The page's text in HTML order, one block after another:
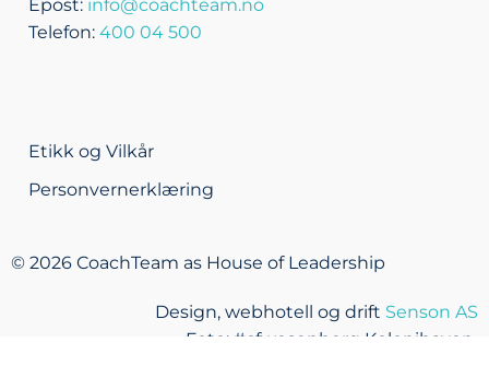
Epost: info@coachteam.no
Telefon: 400 04 500
Etikk og Vilkår
Personvernerklæring
© 2026 CoachTeam as House of Leadership
Design, webhotell og drift Senson AS
Foto: #cfwesenberg Kolonihaven